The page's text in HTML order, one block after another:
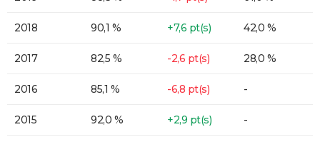
2018 90,1 % +7,6 pt(s) 42,0 %
2017 82,5 % -2,6 pt(s) 28,0 %
2016 85,1 % -6,8 pt(s) -
2015 92,0 % +2,9 pt(s) -